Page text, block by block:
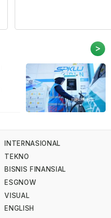
>
INTERNASIONAL
TEKNO
BISNIS FINANSIAL
ESGNOW
VISUAL
ENGLISH